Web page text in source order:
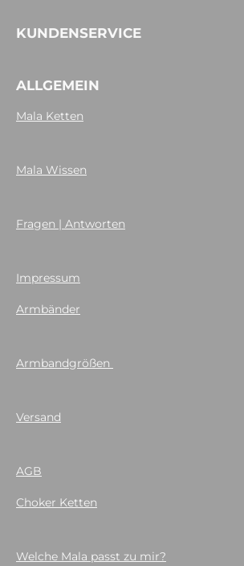
KUNDENSERVICE
ALLGEMEIN
Mala Ketten
Mala Wissen
Fragen | Antworten
Impressum
Armbänder
Armbandgrößen
Versand
AGB
Choker Ketten
Welche Mala passt zu mir?